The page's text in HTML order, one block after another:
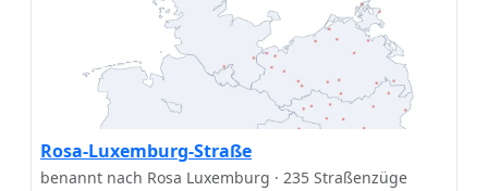
Rosa-Luxemburg-Straße
benannt nach Rosa Luxemburg · 235 Straßenzüge